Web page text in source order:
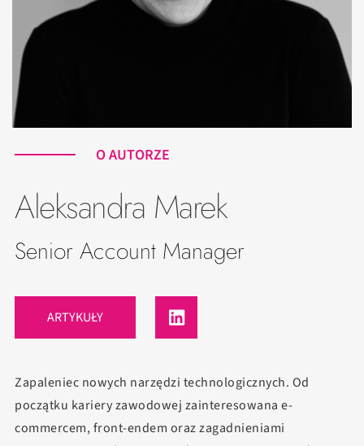
O AUTORZE
Aleksandra Marek
Senior Account Manager
ARTYKUŁY
Zapaleniec nowych narzędzi technologicznych. Od
początku kariery zawodowej zainteresowana e-
commercem, front-endem oraz zagadnieniami